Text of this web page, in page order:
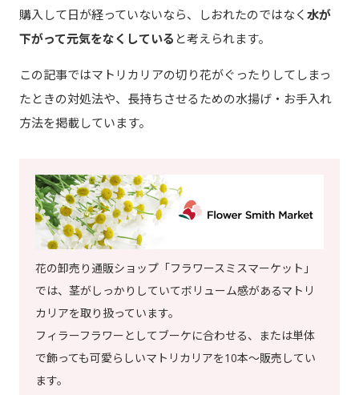
購入して日が経っていないなら、しおれたのではなく 水が
下がって元気をなくしている と考えられます。
この記事ではマトリカリアの切り花がぐったりしてしまっ
たときの対処法や、長持ちさせるための水揚げ・お手入れ
方法を掲載しています。
花の卸売り通販ショップ「フラワースミスマーケット」
では、茎がしっかりしていてボリューム感があるマトリ
カリアを取り扱っています。
フィラーフラワーとしてブーケに合わせる、または単体
で飾っても可愛らしいマトリカリアを10本～販売してい
ます。